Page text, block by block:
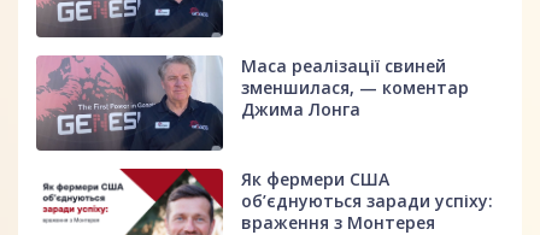
Маса реалізації свиней
зменшилася, — коментар
Джима Лонга
Як фермери США
об’єднуються заради успіху:
враження з Монтерея